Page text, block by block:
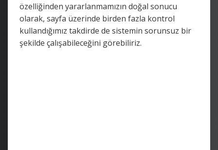
özelliğinden yararlanmamızın doğal sonucu
olarak, sayfa üzerinde birden fazla kontrol
kullandığımız takdirde de sistemin sorunsuz bir
şekilde çalışabileceğini görebiliriz.